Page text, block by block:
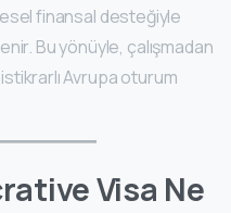
finansal desteğiyle
Bu yönüyle, çalışmadan
Avrupa oturum
Visa Ne